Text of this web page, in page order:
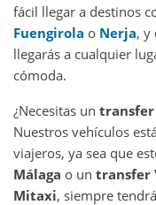
fácil llegar a destinos
Fuengirola o Nerja, y
llegarás a cualquier
cómoda.
¿Necesitas un transfer
Nuestros vehículos
viajeros, ya sea que
Málaga o un transfer
Mitaxi, siempre